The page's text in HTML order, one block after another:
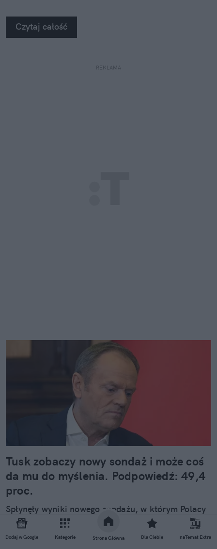
Dodaj w Google Kategorie Strona Główna Dla Ciebie naTemat Extra
Czytaj całość
REKLAMA
Tusk zobaczy nowy sondaż i może coś
da mu do myślenia. Podpowiedź: 49,4
proc.
Spłynęły wyniki nowego sondażu, w którym Polacy
ocenili rządy Donalda Tuska i jego ministrów.
Premier może mieć powody do obaw. Na nieco